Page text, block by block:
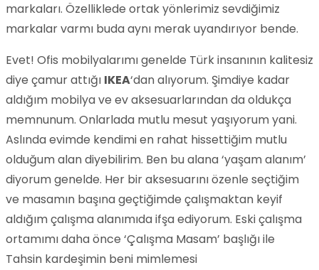
markaları. Özelliklede ortak yönlerimiz sevdiğimiz
markalar varmı buda aynı merak uyandırıyor bende.
Evet! Ofis mobilyalarımı genelde Türk insanının kalitesiz
diye çamur attığı IKEA‘dan alıyorum. Şimdiye kadar
aldığım mobilya ve ev aksesuarlarından da oldukça
memnunum. Onlarlada mutlu mesut yaşıyorum yani.
Aslında evimde kendimi en rahat hissettiğim mutlu
olduğum alan diyebilirim. Ben bu alana ‘yaşam alanım’
diyorum genelde. Her bir aksesuarını özenle seçtiğim
ve masamın başına geçtiğimde çalışmaktan keyif
aldığım çalışma alanımıda ifşa ediyorum. Eski çalışma
ortamımı daha önce ‘Çalışma Masam’ başlığı ile
Tahsin kardeşimin beni mimlemesi